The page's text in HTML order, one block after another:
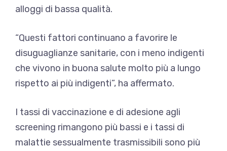
alloggi di bassa qualità.
“Questi fattori continuano a favorire le
disuguaglianze sanitarie, con i meno indigenti
che vivono in buona salute molto più a lungo
rispetto ai più indigenti”, ha affermato.
I tassi di vaccinazione e di adesione agli
screening rimangono più bassi e i tassi di
malattie sessualmente trasmissibili sono più